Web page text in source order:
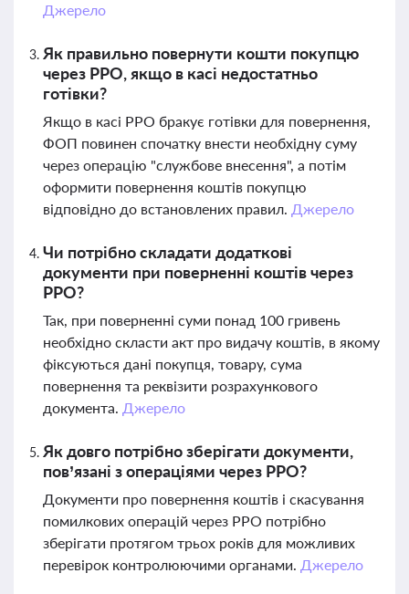
Джерело
Як правильно повернути кошти покупцю
через РРО, якщо в касі недостатньо
готівки?
Якщо в касі РРО бракує готівки для повернення,
ФОП повинен спочатку внести необхідну суму
через операцію "службове внесення", а потім
оформити повернення коштів покупцю
відповідно до встановлених правил. Джерело
Чи потрібно складати додаткові
документи при поверненні коштів через
РРО?
Так, при поверненні суми понад 100 гривень
необхідно скласти акт про видачу коштів, в якому
фіксуються дані покупця, товару, сума
повернення та реквізити розрахункового
документа. Джерело
Як довго потрібно зберігати документи,
пов’язані з операціями через РРО?
Документи про повернення коштів і скасування
помилкових операцій через РРО потрібно
зберігати протягом трьох років для можливих
перевірок контролюючими органами. Джерело